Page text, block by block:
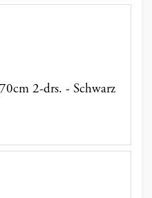
2-drs. - Schwarz